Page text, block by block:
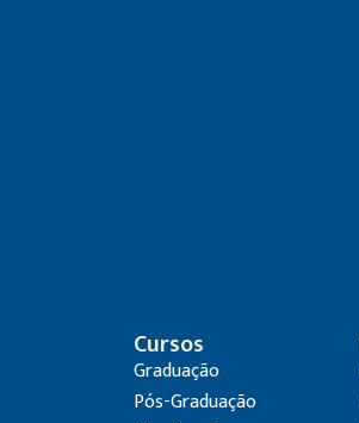
Cursos
Graduação
Pós-Graduação